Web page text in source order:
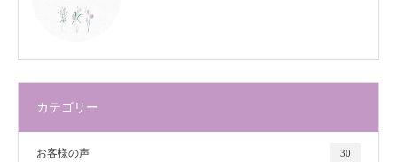
カテゴリー
お客様の声 30